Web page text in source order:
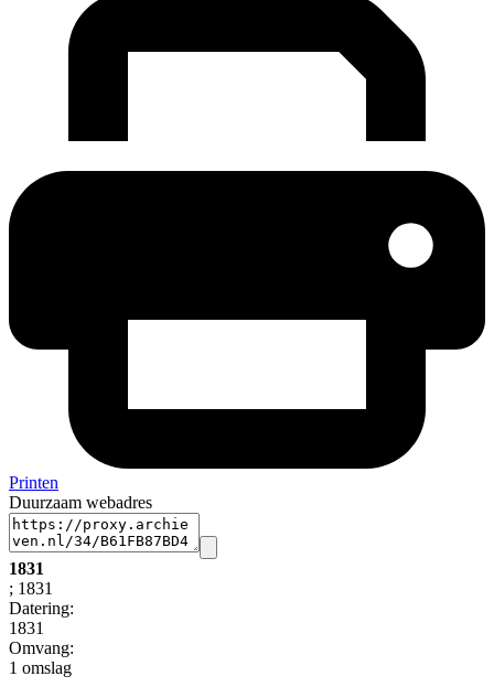
Printen
Duurzaam webadres
1831
; 1831
Datering:
1831
Omvang:
1 omslag